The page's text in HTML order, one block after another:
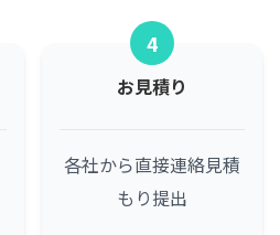
4
お見積り
各社から直接連絡見積
もり提出